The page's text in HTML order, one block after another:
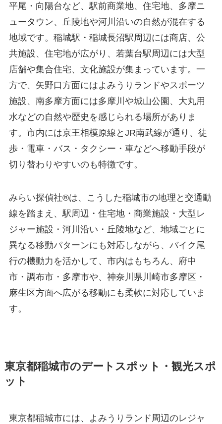
平尾・向陽台など、駅前商業地、住宅地、多摩ニ
ュータウン、丘陵地や河川沿いの自然が混在する
地域です。稲城駅・稲城長沼駅周辺には商店、公
共施設、住宅地が広がり、若葉台駅周辺には大型
店舗や集合住宅、文化施設が集まっています。一
方で、矢野口方面にはよみうりランドやスポーツ
施設、南多摩方面には多摩川や城山公園、大丸用
水などの自然や歴史を感じられる場所がありま
す。市内には京王相模原線とJR南武線が通り、徒
歩・電車・バス・タクシー・車などへ移動手段が
切り替わりやすいのも特徴です。
みらい探偵社®︎は、こうした稲城市の地理と交通動
線を踏まえ、駅周辺・住宅地・商業施設・大型レ
ジャー施設・河川沿い・丘陵地など、地域ごとに
異なる移動パターンにも対応しながら、バイク尾
行の機動力を活かして、市内はもちろん、府中
市・調布市・多摩市や、神奈川県川崎市多摩区・
麻生区方面へ広がる移動にも柔軟に対応していま
す。
東京都稲城市のデートスポット・観光スポ
ット
東京都稲城市には、よみうりランド周辺のレジャ